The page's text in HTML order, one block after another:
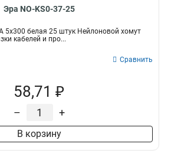
Эра NO-KS0-37-25
5x300 белая 25 штук Нейлоновой хомут
кабелей и про...
Сравнить
58,71 ₽
– +
В корзину